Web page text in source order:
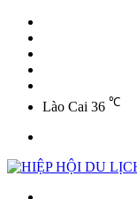
Lào Cai 36 ℃